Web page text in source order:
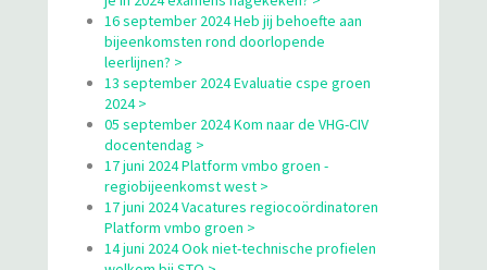
16 september 2024 Heb jij behoefte aan
bijeenkomsten rond doorlopende
leerlijnen? >
13 september 2024 Evaluatie cspe groen
2024 >
05 september 2024 Kom naar de VHG-CIV
docentendag >
17 juni 2024 Platform vmbo groen -
regiobijeenkomst west >
17 juni 2024 Vacatures regiocoördinatoren
Platform vmbo groen >
14 juni 2024 Ook niet-technische profielen